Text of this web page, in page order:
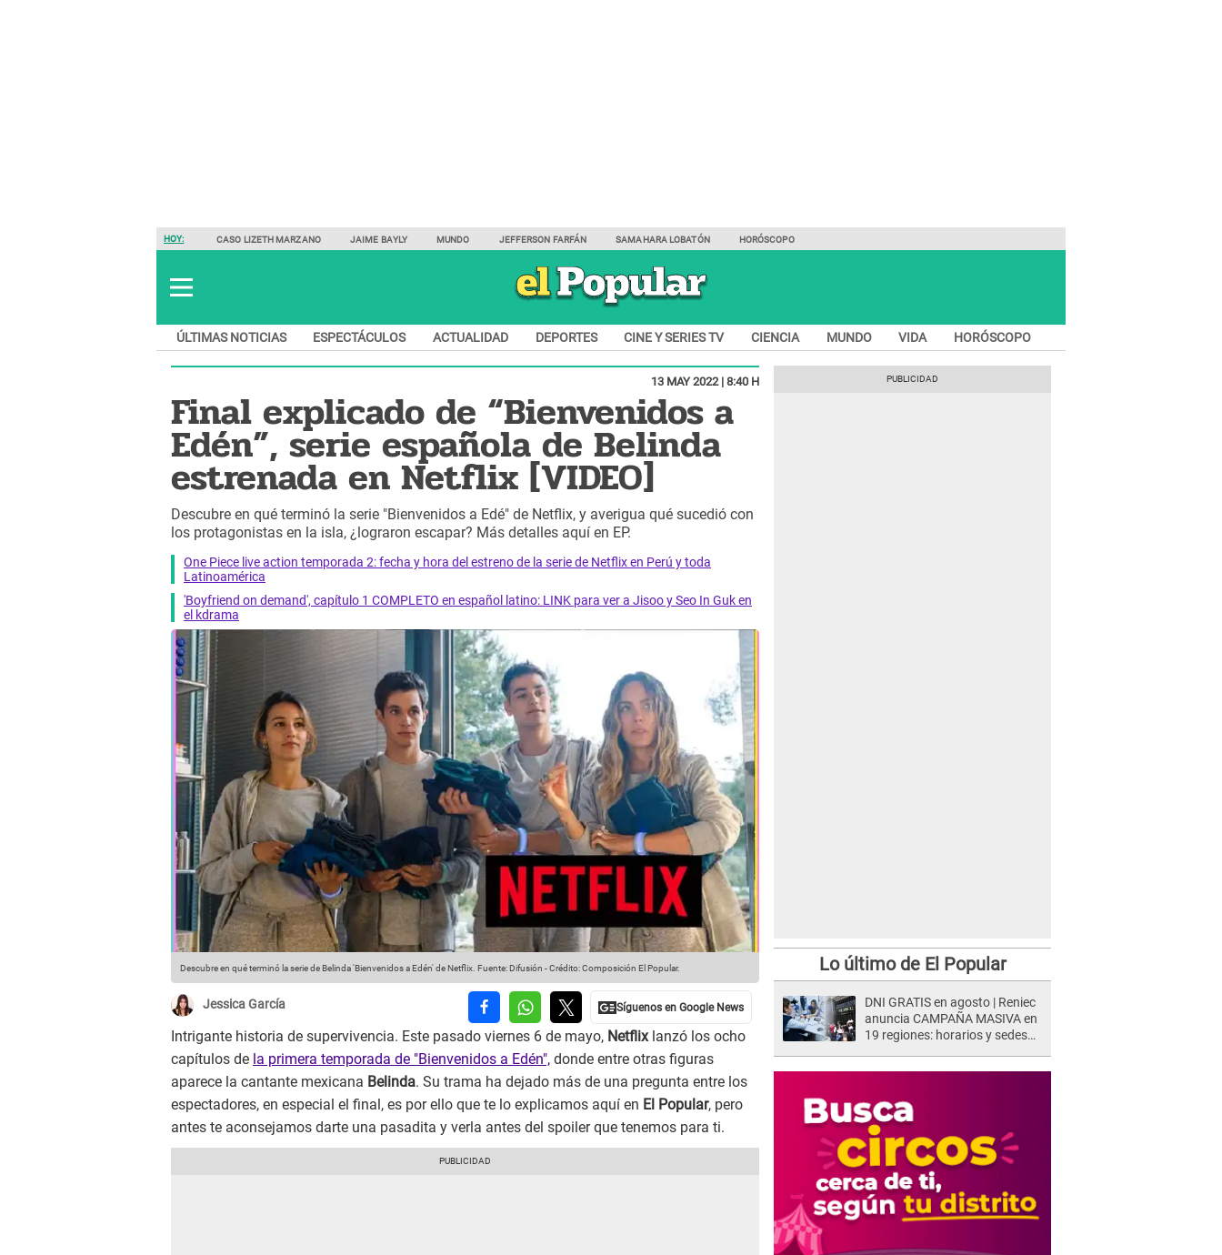
HOY: CASO LIZETH MARZANO JAIME BAYLY MUNDO JEFFERSON FARFÁN SAMAHARA LOBATÓN HORÓSCOPO
ÚLTIMAS NOTICIAS ESPECTÁCULOS ACTUALIDAD DEPORTES CINE Y SERIES TV CIENCIA MUNDO VIDA HORÓSCOPO
13 MAY 2022 | 8:40 H
Final explicado de “Bienvenidos a
Edén”, serie española de Belinda
estrenada en Netflix [VIDEO]
Descubre en qué terminó la serie "Bienvenidos a Edé" de Netflix, y averigua qué sucedió con
los protagonistas en la isla, ¿lograron escapar? Más detalles aquí en EP.
One Piece live action temporada 2: fecha y hora del estreno de la serie de Netflix en Perú y toda
Latinoamérica
'Boyfriend on demand', capítulo 1 COMPLETO en español latino: LINK para ver a Jisoo y Seo In Guk en
el kdrama
Descubre en qué terminó la serie de Belinda 'Bienvenidos a Edén' de Netflix. Fuente: Difusión -Crédito: Composición El Popular.
Jessica García
Intrigante historia de supervivencia. Este pasado viernes 6 de mayo, Netflix lanzó los ocho
capítulos de la primera temporada de "Bienvenidos a Edén", donde entre otras figuras
aparece la cantante mexicana Belinda. Su trama ha dejado más de una pregunta entre los
espectadores, en especial el final, es por ello que te lo explicamos aquí en El Popular, pero
antes te aconsejamos darte una pasadita y verla antes del spoiler que tenemos para ti.
Lo último de El Popular
DNI GRATIS en agosto | Reniec
anuncia CAMPAÑA MASIVA en
19 regiones: horarios y sedes